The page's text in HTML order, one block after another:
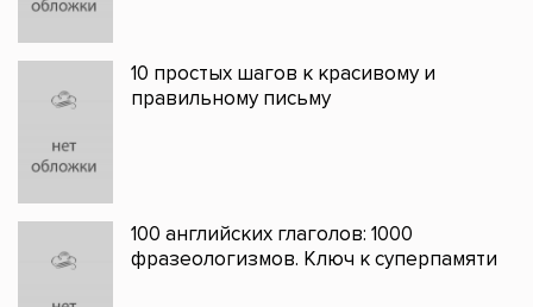
10 простых шагов к красивому и
правильному письму
100 английских глаголов: 1000
фразеологизмов. Ключ к суперпамяти